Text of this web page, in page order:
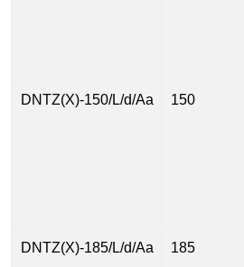
DNTZ(X)-150/L/d/Aa 150
DNTZ(X)-185/L/d/Aa 185